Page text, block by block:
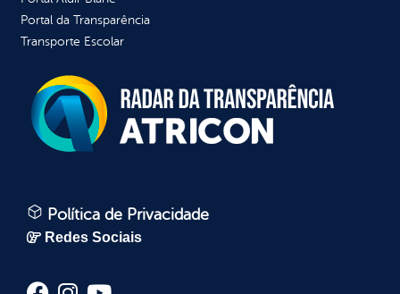
Portal da Transparência
Transporte Escolar
Política de Privacidade
Redes Sociais